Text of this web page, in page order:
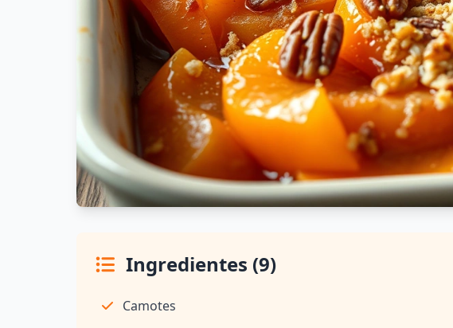
Ingredientes (9)
Camotes